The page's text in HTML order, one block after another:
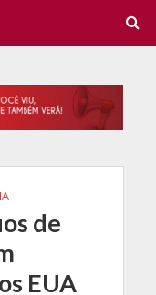
de
EUA